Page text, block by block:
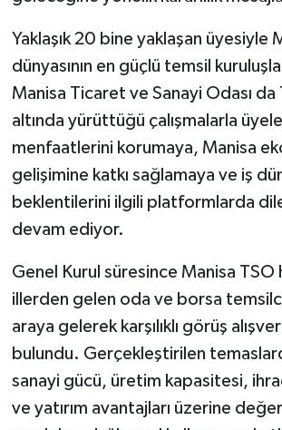
Yaklaşık 20 bine yaklaşan üyesiyle
dünyasının en güçlü temsil
Manisa Ticaret ve Sanayi Odası da
altında yürüttüğü çalışmalarla
menfaatlerini korumaya, Manisa
gelişimine katkı sağlamaya ve iş
beklentilerini ilgili platformlarda
devam ediyor.
Genel Kurul süresince Manisa TSO
illerden gelen oda ve borsa
araya gelerek karşılıklı görüş
bulundu. Gerçekleştirilen
sanayi gücü, üretim kapasitesi,
ve yatırım avantajları üzerine